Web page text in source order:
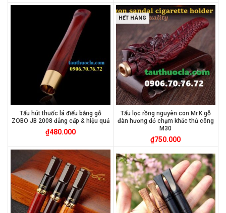
Tẩu hút thuốc lá điếu bằng gỗ
ZOBO JB 2008 đẳng cấp & hiệu quả
₫480.000
HẾT HÀNG
Tẩu lọc rồng nguyên con Mr.K gỗ
đàn hương đỏ chạm khắc thủ công
M30
₫750.000